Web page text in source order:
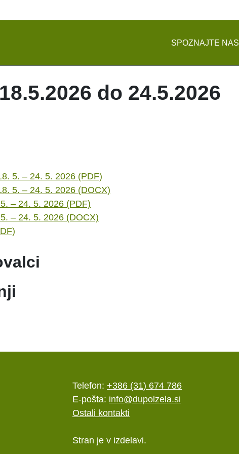
SPOZNAJTE NAS
do 24.5.2026
5. – 24. 5. 2026 (PDF)
5. – 24. 5. 2026 (DOCX)
– 24. 5. 2026 (PDF)
– 24. 5. 2026 (DOCX)
Telefon: +386 (31) 674 786
E-pošta: info@dupolzela.si
Ostali kontakti
Stran je v izdelavi.